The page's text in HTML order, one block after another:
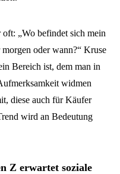
„Wo befindet sich mein
oder wann?“ Kruse
Bereich ist, dem man in
widmen
diese auch für Käufer
wird an Bedeutung
Z erwartet soziale